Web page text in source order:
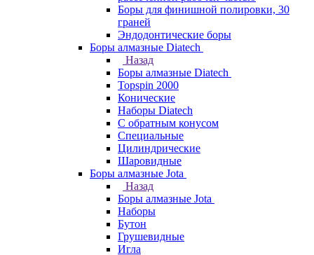
Боры для финишной полировки, 30
граней
Эндодонтические боры
Боры алмазные Diatech
Назад
Боры алмазные Diatech
Topspin 2000
Конические
Наборы Diatech
С обратным конусом
Специальные
Цилиндрические
Шаровидные
Боры алмазные Jota
Назад
Боры алмазные Jota
Наборы
Бутон
Грушевидные
Игла